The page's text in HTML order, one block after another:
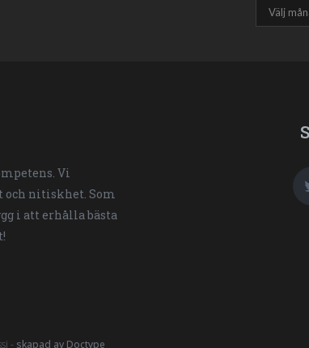
Vi
nitiskhet. Som
i att erhålla bästa
- skapad av Doctype